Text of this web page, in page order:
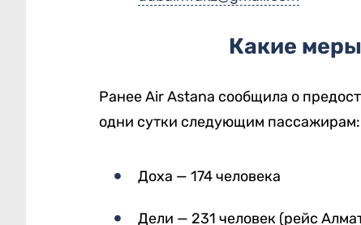
Какие
Ранее Air Astana сообщила о
одни сутки следующим пассажирам:
Доха — 174 человека
Дели — 231 человек (рейс